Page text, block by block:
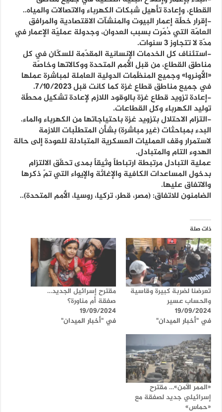
القطاع، وإعادة تأهيل شبكات الكهرباء والاتصالات والمياه..
-إقرار خطّة إعمار البيوت والمنشآت الاقتصادية والمرافق
العامّة التي دُمّرت بسبب العدوان، وجدولة عمليّة الإعمار في
مدّة لا تتجاوز 3 سنوات.
-استئناف كل الخدمات الإنسانية المقدّمة للسكّان في كل
مناطق القطاع، من قبل الأمم المتحدة ووكالاتها وخاصّة
«الأونروا» وجميع المنظّمات الدولية العاملة لمباشرة عملها
في جميع مناطق قطاع غزة كما كانت قبل 7/10/2023.
-إعادة تزويد قطاع غزة بالوقود اللازم لإعادة تشكيل محطّة
توليد الكهرباء وكل القطاعات.
-التزام الاحتلال بتزويد غزة باحتياجاتها من الكهرباء والماء.
البدء بمباحثات (غير مباشرة) بشأن المتطلّبات اللازمة
لاستمرار وقف العمليات العسكرية المتبادلة للعودة إلى حالة
الهدوء التام والمتبادل.
عملية التبادل مرتبطة ارتباطاً وثيقاً بمدى تحقّق الالتزام
بدخول المساعدات الكافية والإغاثة والإيواء التي تمّ ذكرها
والاتفاق عليها.
الضامنون للاتفاق: (مصر، قطر، تركيا، روسيا، الأمم المتحدة)..
ذات صلة
تعرضنا لضربة كبيرة وقاسية
والحساب عسير
19/09/2024
في "أخبار الميدان"
مقترح إسرائيل الجديد…
صفقة أم مناورة؟
19/09/2024
في "أخبار الميدان"
«الممر الآمن»… مقترح
إسرائيلي جديد لصفقة مع
«حماس»